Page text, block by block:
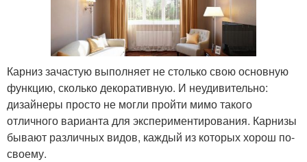
Карниз зачастую выполняет не столько свою основную
функцию, сколько декоративную. И неудивительно:
дизайнеры просто не могли пройти мимо такого
отличного варианта для экспериментирования. Карнизы
бывают различных видов, каждый из которых хорош по-
своему.